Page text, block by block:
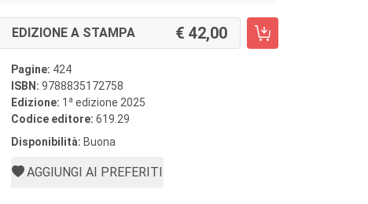
EDIZIONE A STAMPA 42,00
Pagine: 424
ISBN: 9788835172758
Edizione: 1 a edizione 2025
Codice editore: 619.29
Disponibilità: Buona
AGGIUNGI AI PREFERITI